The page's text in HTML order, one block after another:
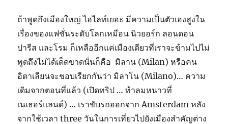
ถ้าพูดถึงเมืองใหญ่ ไฮไลท์เยอะ มีความเป็นตัวเองสูงใน
เรื่องของแฟชั่นระดับโลกเหมือน นิวยอร์ก ลอนดอน
ปารีส และโรม ก็เหลืออีกแค่เมืองเดียวที่เราจะข้ามไปไม่
พูดถึงไม่ได้เด็ดขาดนั่นก็คือ มิลาน (Milan) หรือคน
อิตาเลียนจะชอบเรียกกันว่า มิลาโน (Milano)… ความ
เดิมจากตอนที่แล้ว (เปิดทริป … ท้าลมหนาวที่
เนเธอร์แลนด์) … เราขับรถออกจาก Amsterdam หลัง
จากใช้เวลา three วันในการเที่ยวไปยังเมืองสำคัญต่าง